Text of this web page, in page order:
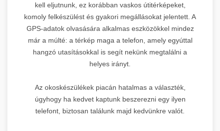
kell eljutnunk, ez korábban vaskos útitérképeket,
komoly felkészülést és gyakori megállásokat jelentett. A
GPS-adatok olvasására alkalmas eszközökkel mindez
már a múlté: a térkép maga a telefon, amely egyúttal
hangzó utasításokkal is segít nekünk megtalálni a
helyes irányt.
Az okoskészülékek piacán hatalmas a választék,
úgyhogy ha kedvet kaptunk beszerezni egy ilyen
telefont, biztosan találunk majd kedvünkre valót.